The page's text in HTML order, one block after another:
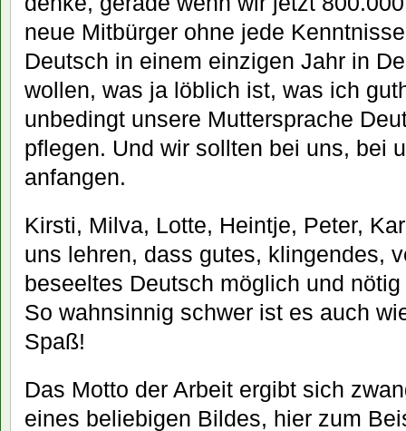
neue Mitbürger ohne jede
Deutsch in einem einzigen Jahr in
wollen, was ja löblich ist, was ich
unbedingt unsere Muttersprache
pflegen. Und wir sollten bei uns, bei
anfangen.
Kirsti, Milva, Lotte, Heintje, Peter,
uns lehren, dass gutes, klingendes,
beseeltes Deutsch möglich und
So wahnsinnig schwer ist es auch
Spaß!
Das Motto der Arbeit ergibt sich
eines beliebigen Bildes, hier zum